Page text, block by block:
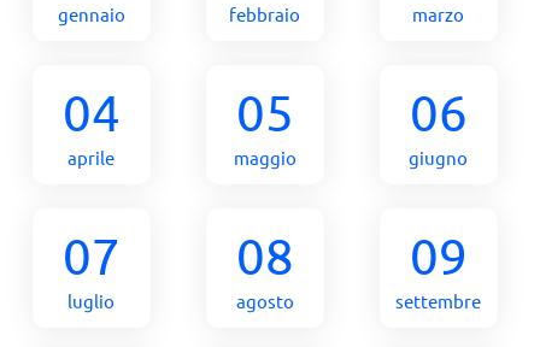
gennaio febbraio marzo
04
aprile
05
maggio
06
giugno
07
luglio
08
agosto
09
settembre